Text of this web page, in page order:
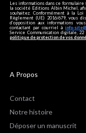
Les informations dans ce
la société Editions Albin Michel,
souhaitez. Conformément à la
Règlement (UE) 2016/679, vous
d’opposition aux informations
contactant par courriel à info-
Service Communication digitale, 22
politique de protection de vos
A Propos
Contact
Notre histoire
Déposer un manuscrit